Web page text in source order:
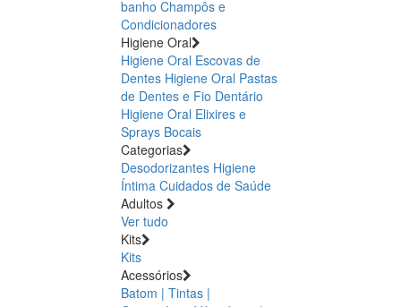
banho Champôs e
Condicionadores
Higiene Oral
Higiene Oral Escovas de
Dentes Higiene Oral Pastas
de Dentes e Fio Dentário
Higiene Oral Elixires e
Sprays Bocais
Categorias
Desodorizantes Higiene
Íntima Cuidados de Saúde
Adultos
Ver tudo
Kits
Kits
Acessórios
Batom | Tintas |